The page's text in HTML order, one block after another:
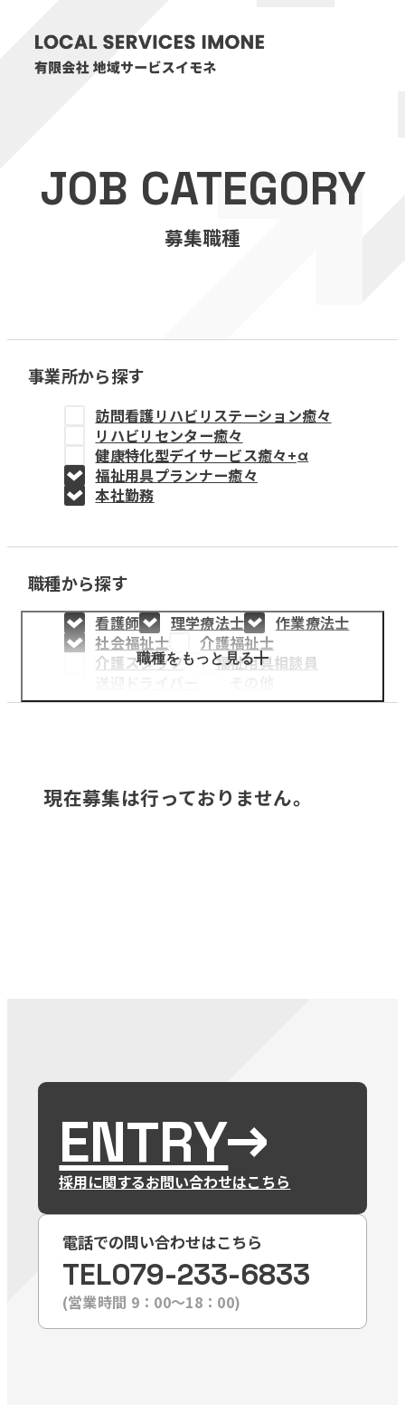
医療・介護事業
訪問看護リハビリステーション癒々
福祉用具プランナー癒々
教育事業
姫路中央こども園
姫路中央保育園
採用情報
医療・介護事業
募集職種
JOB CATEGORY
募集職種
事業所から探す
訪問看護リハビリステーション癒々
リハビリセンター癒々
健康特化型デイサービス癒々+α
福祉用具プランナー癒々
本社勤務
職種から探す
看護師 理学療法士
作業療法士
社会福祉士
介護福祉士
介護スタッフ
福祉用具相談員
職種をもっと見る
現在募集は行っておりません。
ENTRY
採用に関するお問い合わせはこちら
電話での問い合わせはこちら
TEL079-233-6833
(営業時間 9：00〜18：00)